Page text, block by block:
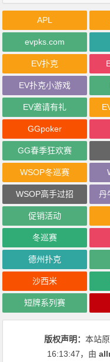
APL
evpks.com
EV扑克
EV扑克小游戏
EV邀请有礼
GGpoker
GG春季狂欢赛
WSOP冬巡赛
WSOP高手过招 丹
促销活动
冬巡赛
德州扑克
沙西米
短牌系列赛
版权声明：本站
16:13:47，由